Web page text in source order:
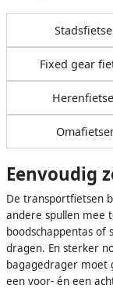
Fixed gear
Eenvoudig
De transportfietsen
andere spullen mee
boodschappentas of
dragen. En sterker
bagagedrager moet
een voor- én een